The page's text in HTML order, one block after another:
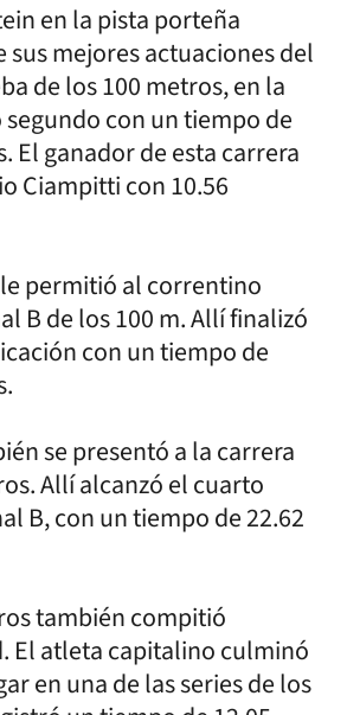
en la pista porteña
mejores actuaciones del
de los 100 metros, en la
segundo con un tiempo de
El ganador de esta carrera
Ciampitti con 10.56
permitió al correntino
B de los 100 m. Allí finalizó
con un tiempo de
se presentó a la carrera
Allí alcanzó el cuarto
B, con un tiempo de 22.62
también compitió
El atleta capitalino culminó
en una de las series de los